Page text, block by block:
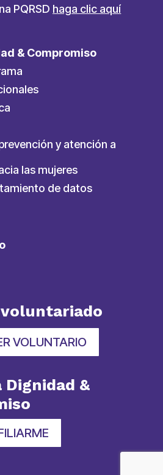
PQRSD haga clic aquí
& Compromiso
y atención a
las mujeres
de datos
VOLUNTARIO
&